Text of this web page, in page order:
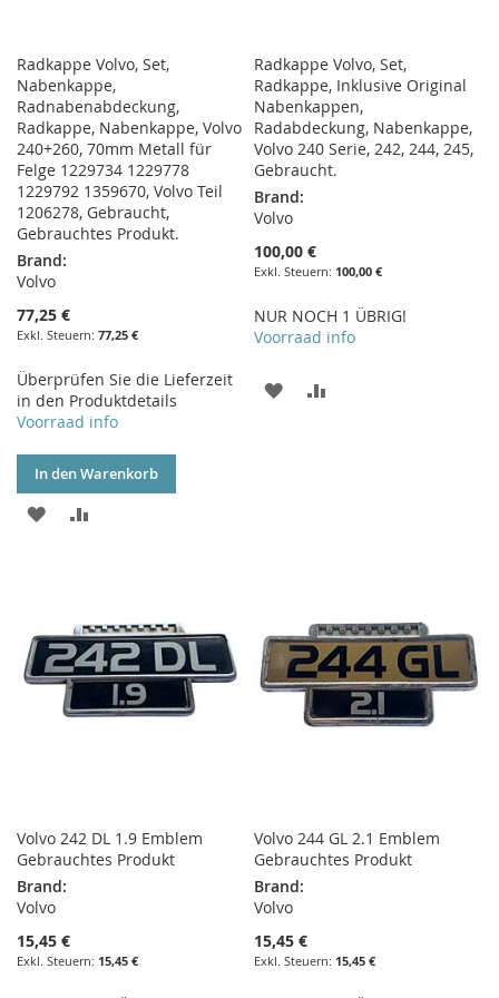
Radkappe Volvo, Set,
Nabenkappe,
Radnabenabdeckung,
Radkappe, Nabenkappe, Volvo
240+260, 70mm Metall für
Felge 1229734 1229778
1229792 1359670, Volvo Teil
1206278, Gebraucht,
Gebrauchtes Produkt.
Brand:
Volvo
77,25 €
77,25 €
Überprüfen Sie die Lieferzeit
in den Produktdetails
Voorraad info
In den Warenkorb
ZUR
Radkappe Volvo, Set,
Radkappe, Inklusive Original
Nabenkappen,
Radabdeckung, Nabenkappe,
Volvo 240 Serie, 242, 244, 245,
Gebraucht.
Brand:
Volvo
100,00 €
100,00 €
NUR NOCH 1 ÜBRIG!
Voorraad info
ZUR
Volvo 242 DL 1.9 Emblem
Gebrauchtes Produkt
Brand:
Volvo
15,45 €
15,45 €
Volvo 244 GL 2.1 Emblem
Gebrauchtes Produkt
Brand:
Volvo
15,45 €
15,45 €